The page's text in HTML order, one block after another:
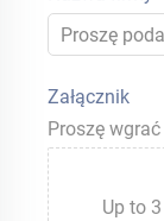
Załącznik
Proszę
Up to